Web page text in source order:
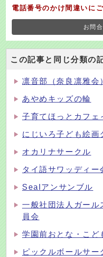
電話番号のかけ間違いに
お問
この記事と同じ分類の
凛音部（奈良凛雅会
あやめキッズの輪
子育てほっとカフェ
にじいろ子ども絵画
オカリナサークル
タイ語サワッディー
Sealアンサンブル
一般社団法人ガール
員会
学園前おとな・こど
ピックルボールサー